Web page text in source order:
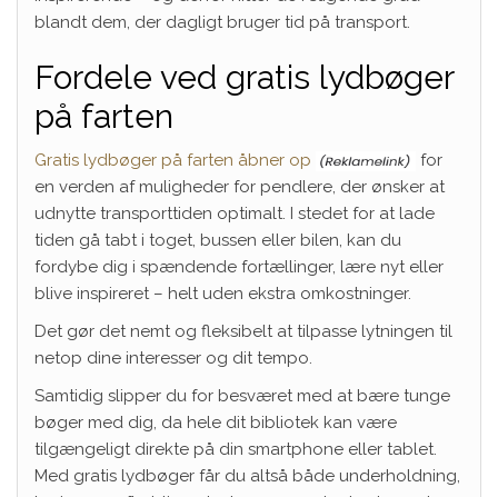
blandt dem, der dagligt bruger tid på transport.
Fordele ved gratis lydbøger
på farten
Gratis lydbøger på farten åbner op
for
en verden af muligheder for pendlere, der ønsker at
udnytte transporttiden optimalt. I stedet for at lade
tiden gå tabt i toget, bussen eller bilen, kan du
fordybe dig i spændende fortællinger, lære nyt eller
blive inspireret – helt uden ekstra omkostninger.
Det gør det nemt og fleksibelt at tilpasse lytningen til
netop dine interesser og dit tempo.
Samtidig slipper du for besværet med at bære tunge
bøger med dig, da hele dit bibliotek kan være
tilgængeligt direkte på din smartphone eller tablet.
Med gratis lydbøger får du altså både underholdning,